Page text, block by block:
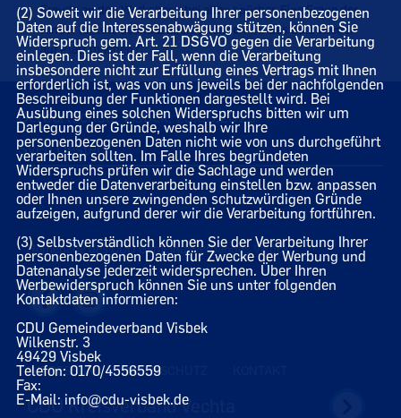
Freude an den Workshops bei allen spürbar. Eine Frage der
Kinder lautete deshalb auch: „Können wir das bald wieder
auf Platt machen?“
Gerbertschule Visbek, 25.09.2023
Sven Oesten
Homepage des CDU Gemeindeverbandes Visbek
IMPRESSUM DATENSCHUTZ
CDU Kreisverband Vechta
(2) Soweit wir die Verarbeitung Ihrer personenbezogenen
Daten auf die Interessenabwägung stützen, können Sie
Widerspruch gem. Art. 21 DSGVO gegen die Verarbeitung
einlegen. Dies ist der Fall, wenn die Verarbeitung
insbesondere nicht zur Erfüllung eines Vertrags mit Ihnen
erforderlich ist, was von uns jeweils bei der nachfolgenden
Beschreibung der Funktionen dargestellt wird. Bei
Ausübung eines solchen Widerspruchs bitten wir um
Darlegung der Gründe, weshalb wir Ihre
personenbezogenen Daten nicht wie von uns durchgeführt
verarbeiten sollten. Im Falle Ihres begründeten
Widerspruchs prüfen wir die Sachlage und werden
entweder die Datenverarbeitung einstellen bzw. anpassen
oder Ihnen unsere zwingenden schutzwürdigen Gründe
aufzeigen, aufgrund derer wir die Verarbeitung fortführen.
(3) Selbstverständlich können Sie der Verarbeitung Ihrer
personenbezogenen Daten für Zwecke der Werbung und
Datenanalyse jederzeit widersprechen. Über Ihren
Werbewiderspruch können Sie uns unter folgenden
Kontaktdaten informieren:
CDU Gemeindeverband Visbek
Wilkenstr. 3
49429 Visbek
Telefon: 0170/4556559
Fax:
E-Mail: info@cdu-visbek.de